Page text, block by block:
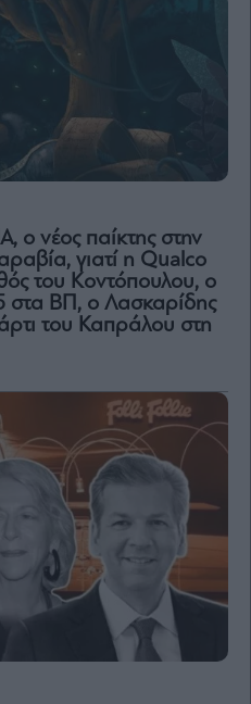
ο νέος παίκτης στην
γιατί η Qualco
του Κοντόπουλου, ο
στα ΒΠ, o Λασκαρίδης
του Καπράλου στη